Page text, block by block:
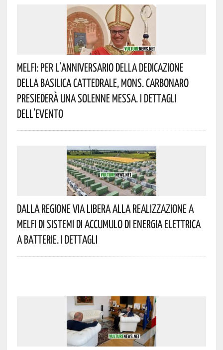
Melfi: Per L’anniversario Della Dedicazione
Della Basilica Cattedrale, Mons. Carbonaro
Presiederà Una Solenne Messa. I Dettagli
Dell’evento
Dalla Regione Via Libera Alla Realizzazione A
Melfi Di Sistemi Di Accumulo Di Energia Elettrica
A Batterie. I Dettagli